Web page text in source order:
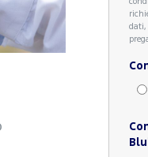
richiesta. Per maggiori
dati,